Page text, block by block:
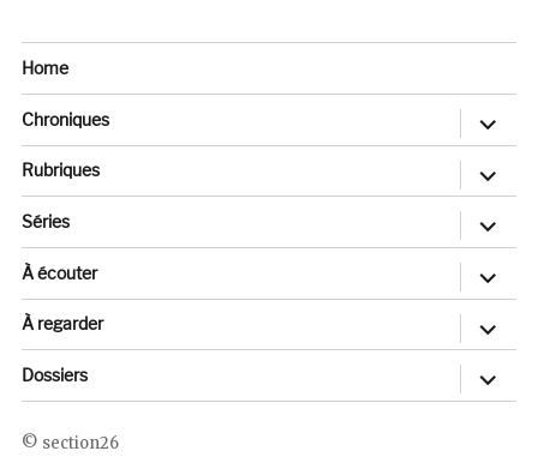
Home
Chroniques
ouvrir
sous-
menu
Rubriques
ouvrir
sous-
menu
Séries
ouvrir
sous-
menu
À écouter
ouvrir
sous-
menu
À regarder
ouvrir
sous-
menu
Dossiers
ouvrir
sous-
section26